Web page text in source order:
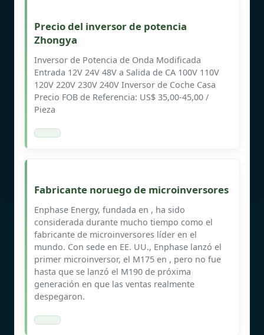
Precio del inversor de potencia
Zhongya
Inversor de Potencia de Onda Modificada
Entrada 12V 24V 48V a Salida de CA 100V 110V
120V 220V 230V 240V Inversor de Coche Casa
Precio FOB de Referencia: US$ 35,00-45,00 /
Pieza
Fabricante noruego de microinversores
Enphase Energy, fundada en , ha sido
considerada durante mucho tiempo como el
fabricante de microinversores líder en el
mundo. Con sede en EE. UU., Enphase lanzó el
primer microinversor, el M175 en , pero no fue
hasta que se lanzó el M190 de próxima
generación en que las ventas realmente
despegaron.